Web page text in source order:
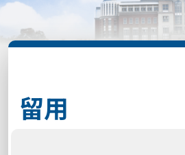
留用